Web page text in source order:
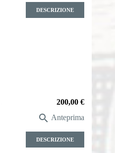
DESCRIZIONE
Prezzo
200,00 €
 Anteprima
DESCRIZIONE